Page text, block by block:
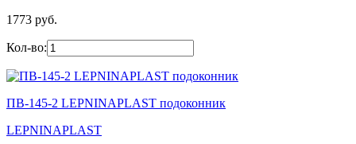
1773 руб.
Кол-во:
ПВ-145-2 LEPNINAPLAST подоконник
LEPNINAPLAST